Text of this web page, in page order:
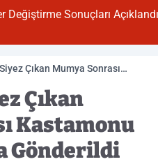
Sonuçları Açıklandı
Çıkan Mumya Sonrası
Çıkan
Kastamonu
Gönderildi